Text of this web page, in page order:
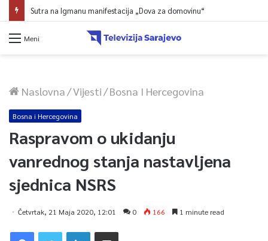
Sutra na Igmanu manifestacija „Dova za domovinu“
Meni
Naslovna/Vijesti/Bosna I Hercegovina
Bosna i Hercegovina
Raspravom o ukidanju
vanrednog stanja nastavljena
sjednica NSRS
Četvrtak, 21 Maja 2020, 12:01 0 166 1 minute read